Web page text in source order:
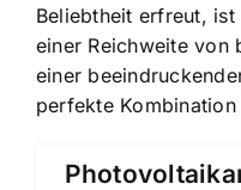
Beliebtheit erfreut,
einer Reichweite von
einer
perfekte